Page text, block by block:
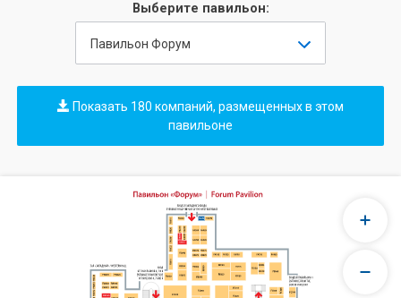
Выберите павильон:
Павильон Форум
Показать 180 компаний, размещенных в этом
павильоне